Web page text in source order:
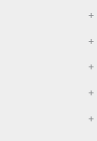
+
+
+
+
+